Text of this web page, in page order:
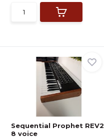
Sequential Prophet REV2
8 voice